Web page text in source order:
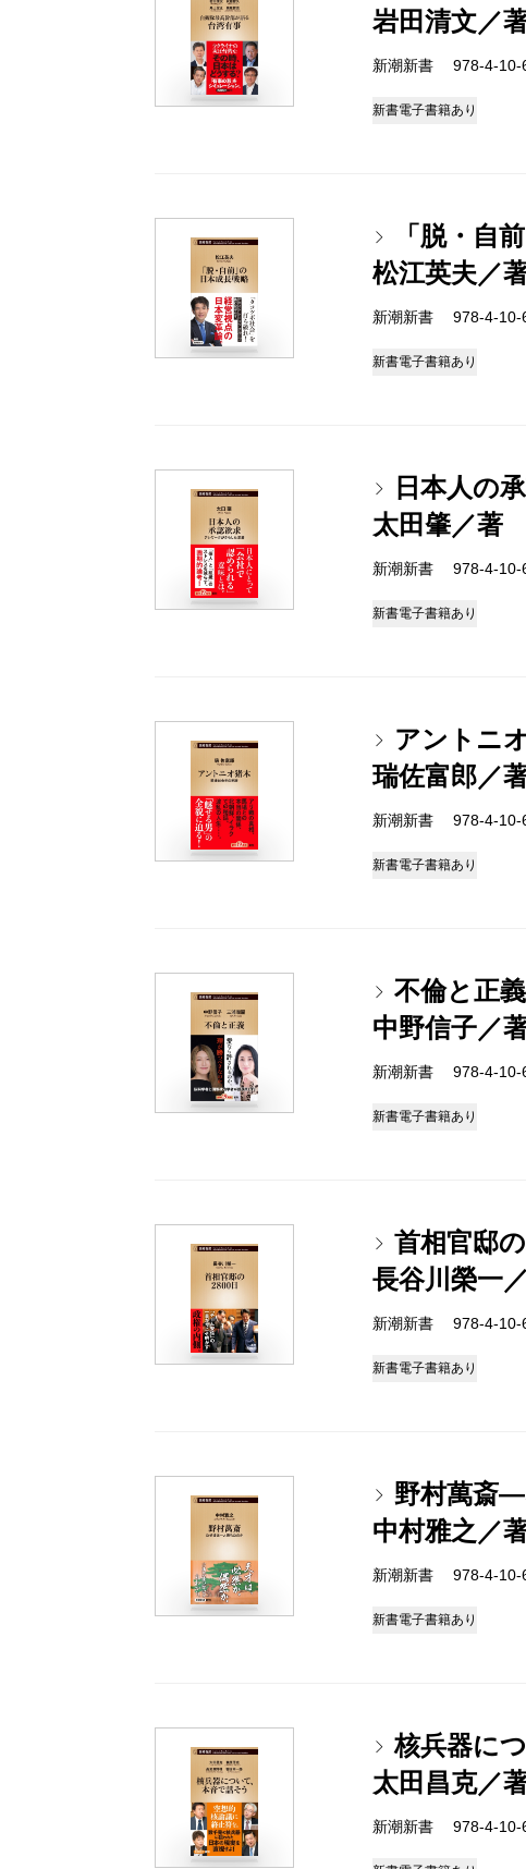
岩田清文／
新潮新書 978-4-
新書電子書籍あり
「脱・自
松江英夫／
新潮新書 978-4-
新書電子書籍あり
日本人の
太田肇／著
新潮新書 978-4-
新書電子書籍あり
アントニ
瑞佐富郎／
新潮新書 978-4-
新書電子書籍あり
不倫と正義
中野信子／
新潮新書 978-4-
新書電子書籍あり
首相官邸
長谷川榮一
新潮新書 978-4-
新書電子書籍あり
野村萬斎
中村雅之／
新潮新書 978-4-
新書電子書籍あり
核兵器に
太田昌克／
新潮新書 978-4-